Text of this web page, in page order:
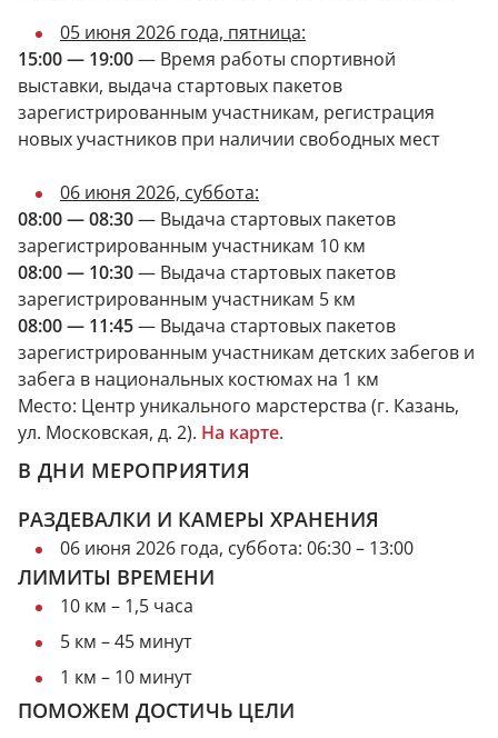
05 июня 2026 года, пятница:
15:00 — 19:00— Время работы спортивной
выставки, выдача стартовых пакетов
зарегистрированным участникам, регистрация
новых участников при наличии свободных мест
06 июня 2026, суббота:
08:00 — 08:30— Выдача стартовых пакетов
зарегистрированным участникам 10 км
08:00 — 10:30— Выдача стартовых пакетов
зарегистрированным участникам 5 км
08:00 — 11:45— Выдача стартовых пакетов
зарегистрированным участникам детских забегов и
забега в национальных костюмах на 1 км
Место: Центр уникального марстерства (г. Казань,
ул. Московская, д. 2). На карте.
В ДНИ МЕРОПРИЯТИЯ
РАЗДЕВАЛКИ И КАМЕРЫ ХРАНЕНИЯ
06 июня 2026 года, суббота: 06:30 – 13:00
ЛИМИТЫ ВРЕМЕНИ
10 км – 1,5 часа
5 км – 45 минут
1 км – 10 минут
ПОМОЖЕМ ДОСТИЧЬ ЦЕЛИ